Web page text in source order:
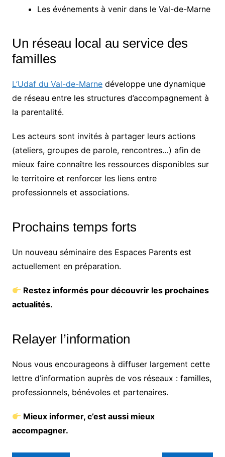
Les événements à venir dans le Val-de-Marne
Un réseau local au service des
familles
L’Udaf du Val-de-Marnedéveloppe une dynamique
de réseau entre les structures d’accompagnement à
la parentalité.
Les acteurs sont invités à partager leurs actions
(ateliers, groupes de parole, rencontres…) afin de
mieux faire connaître les ressources disponibles sur
le territoire et renforcer les liens entre
professionnels et associations.
Prochains temps forts
Un nouveau séminaire des Espaces Parents est
actuellement en préparation.
Restez informés pour découvrir les prochaines
actualités.
Relayer l’information
Nous vous encourageons à diffuser largement cette
lettre d’information auprès de vos réseaux : familles,
professionnels, bénévoles et partenaires.
Mieux informer, c’est aussi mieux
accompagner.